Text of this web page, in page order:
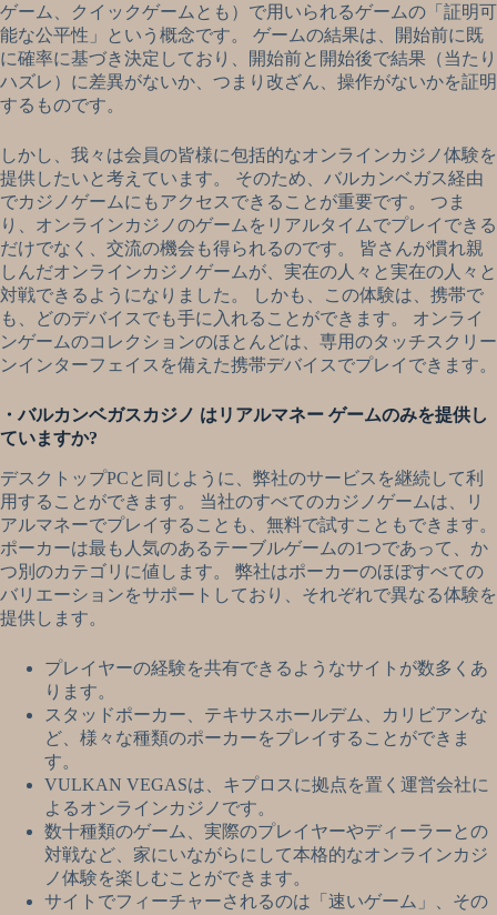
ゲーム、クイックゲームとも）で用いられるゲームの「証明可
能な公平性」という概念です。 ゲームの結果は、開始前に既
に確率に基づき決定しており、開始前と開始後で結果（当たり
ハズレ）に差異がないか、つまり改ざん、操作がないかを証明
するものです。
しかし、我々は会員の皆様に包括的なオンラインカジノ体験を
提供したいと考えています。 そのため、バルカンベガス経由
でカジノゲームにもアクセスできることが重要です。 つま
り、オンラインカジノのゲームをリアルタイムでプレイできる
だけでなく、交流の機会も得られるのです。 皆さんが慣れ親
しんだオンラインカジノゲームが、実在の人々と実在の人々と
対戦できるようになりました。 しかも、この体験は、携帯で
も、どのデバイスでも手に入れることができます。 オンライ
ンゲームのコレクションのほとんどは、専用のタッチスクリー
ンインターフェイスを備えた携帯デバイスでプレイできます。
・バルカンベガスカジノ はリアルマネー ゲームのみを提供し
ていますか?
デスクトップPCと同じように、弊社のサービスを継続して利
用することができます。 当社のすべてのカジノゲームは、リ
アルマネーでプレイすることも、無料で試すこともできます。
ポーカーは最も人気のあるテーブルゲームの1つであって、か
つ別のカテゴリに値します。 弊社はポーカーのほぼすべての
バリエーションをサポートしており、それぞれで異なる体験を
提供します。
プレイヤーの経験を共有できるようなサイトが数多くあ
ります。
スタッドポーカー、テキサスホールデム、カリビアンな
ど、様々な種類のポーカーをプレイすることができま
す。
VULKAN VEGASは、キプロスに拠点を置く運営会社に
よるオンラインカジノです。
数十種類のゲーム、実際のプレイヤーやディーラーとの
対戦など、家にいながらにして本格的なオンラインカジ
ノ体験を楽しむことができます。
サイトでフィーチャーされるのは「速いゲーム」、その